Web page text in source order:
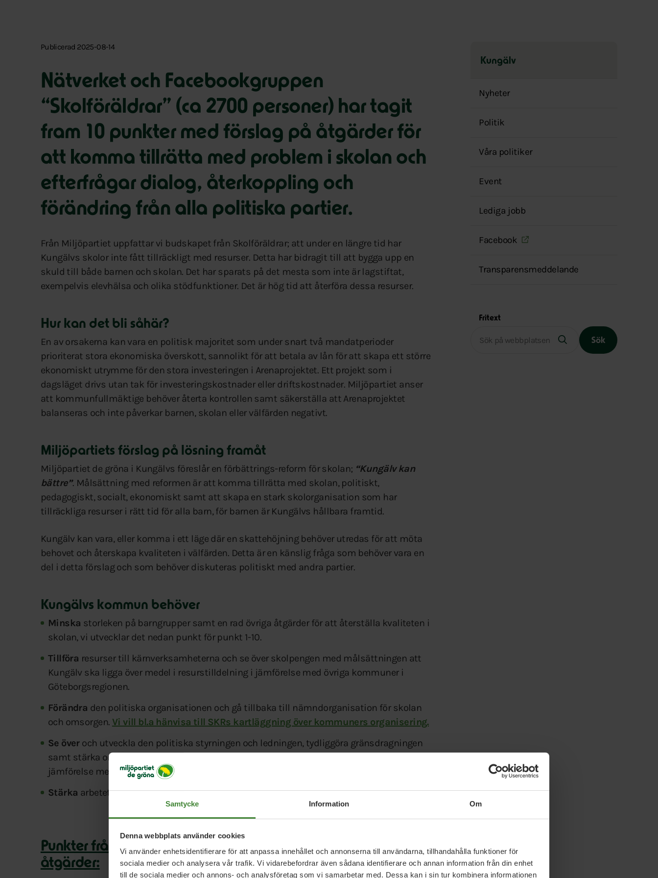
Samtycke Information Om
Denna webbplats använder cookies
Vi använder enhetsidentifierare för att anpassa innehållet och annonserna till användarna, tillhandahålla funktioner för
sociala medier och analysera vår trafik. Vi vidarebefordrar även sådana identifierare och annan information från din enhet
till de sociala medier och annons- och analysföretag som vi samarbetar med. Dessa kan i sin tur kombinera informationen
Publicerad 2025-08-14
Nätverket och Facebookgruppen
“Skolföräldrar” (ca 2700 personer) har tagit
fram 10 punkter med förslag på åtgärder för
att komma tillrätta med problem i skolan och
efterfrågar dialog, återkoppling och
förändring från alla politiska partier.
Från Miljöpartiet uppfattar vi budskapet från Skolföräldrar; att under en längre tid har
Kungälvs skolor inte fått tillräckligt med resurser. Detta har bidragit till att bygga upp en
skuld till både barnen och skolan. Det har sparats på det mesta som inte är lagstiftat,
exempelvis elevhälsa och olika stödfunktioner. Det är hög tid att återföra dessa resurser.
Hur kan det bli såhär?
En av orsakerna kan vara en politisk majoritet som under snart två mandatperioder
prioriterat stora ekonomiska överskott, sannolikt för att betala av lån för att skapa ett större
ekonomiskt utrymme för den stora investeringen i Arenaprojektet. Ett projekt som i
dagsläget drivs utan tak för investeringskostnader eller driftskostnader. Miljöpartiet anser
att kommunfullmäktige behöver återta kontrollen samt säkerställa att Arenaprojektet
balanseras och inte påverkar barnen, skolan eller välfärden negativt.
Miljöpartiets förslag på lösning framåt
Miljöpartiet de gröna i Kungälvs föreslår en förbättrings-reform för skolan; “Kungälv kan
bättre”. Målsättning med reformen är att komma tillrätta med skolan, politiskt,
pedagogiskt, socialt, ekonomiskt samt att skapa en stark skolorganisation som har
tillräckliga resurser i rätt tid för alla barn, för barnen är Kungälvs hållbara framtid.
Kungälv kan vara, eller komma i ett läge där en skattehöjning behöver utredas för att möta
behovet och återskapa kvaliteten i välfärden. Detta är en känslig fråga som behöver vara en
del i detta förslag och som behöver diskuteras politiskt med andra partier.
Kungälvs kommun behöver
Minska storleken på barngrupper samt en rad övriga åtgärder för att återställa kvaliteten i
skolan, vi utvecklar det nedan punkt för punkt 1-10.
Tillföra resurser till kärnverksamheterna och se över skolpengen med målsättningen att
Kungälv ska ligga över medel i resurstilldelning i jämförelse med övriga kommuner i
Göteborgsregionen.
Förändra den politiska organisationen och gå tillbaka till nämndorganisation för skolan
och omsorgen. Vi vill bl.a hänvisa till SKRs kartläggning över kommuners organisering.
Se överoch utveckla den politiska styrningen och ledningen, tydliggöra gränsdragningen
samt stärka omvärldsbevakning – inte minst för att säkerställa kvalitetsnivån i
jämförelse med övriga kommuner i Göteborgsregionen.
Stärka arbetet med social hållbarhet i enlighet med FNs hållbarhetsmål
Punkter från skolföräldrar och Miljöpartiets förslag på
åtgärder:
Kungälv
över
menyn
Nyheter
Politik
Våra politiker
Event
Lediga jobb
Facebook
Transparensmeddelande
Fritext
Sök